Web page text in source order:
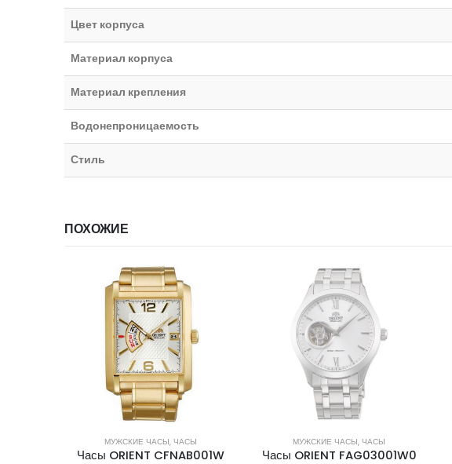
Цвет корпуса
Материал корпуса
Материал крепления
Водонепроницаемость
Стиль
ПОХОЖИЕ
МУЖСКИЕ ЧАСЫ, ЧАСЫ
Часы ORIENT CFNAB001W
НЕТ В НАЛИЧИИ
МУЖСКИЕ ЧАСЫ, ЧАСЫ
Часы ORIENT FAG03001W0